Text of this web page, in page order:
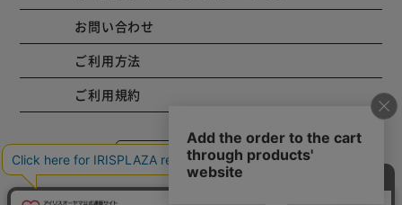
お問い合わせ
ご利用方法
ご利用規約
コーポレートサイト